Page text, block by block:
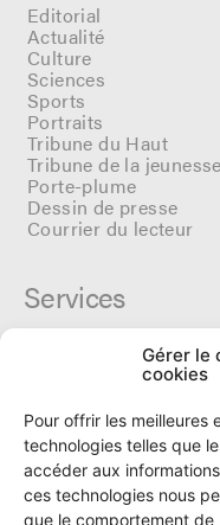
Gérer le
cookies
Pour offrir les meilleures
technologies telles que
accéder aux
ces technologies nous
que le comportement de
Editorial
Actualité
Culture
Sciences
Sports
Portraits
Tribune du Haut
Tribune de la jeunesse
Porte-plume
Dessin de presse
Courrier du lecteur
Services
Archives
Tarifs et dates de
Politique de cookies
Politique de